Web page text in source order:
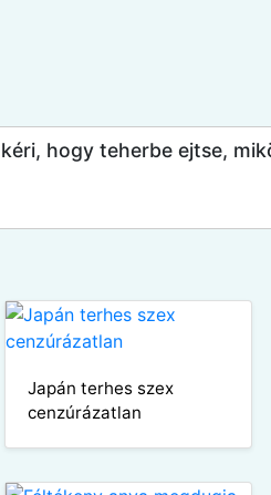
hogy teherbe ejtse,
Japán terhes szex
cenzúrázatlan